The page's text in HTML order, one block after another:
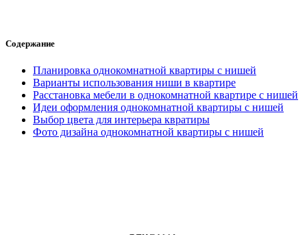
Содержание
Планировка однокомнатной квартиры с нишей
Варианты использования ниши в квартире
Расстановка мебели в однокомнатной квартире с нишей
Идеи оформления однокомнатной квартиры с нишей
Выбор цвета для интерьера квратиры
Фото дизайна однокомнатной квартиры с нишей